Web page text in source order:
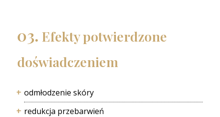
03. Efekty potwierdzone
doświadczeniem
odmłodzenie skóry
redukcja przebarwień